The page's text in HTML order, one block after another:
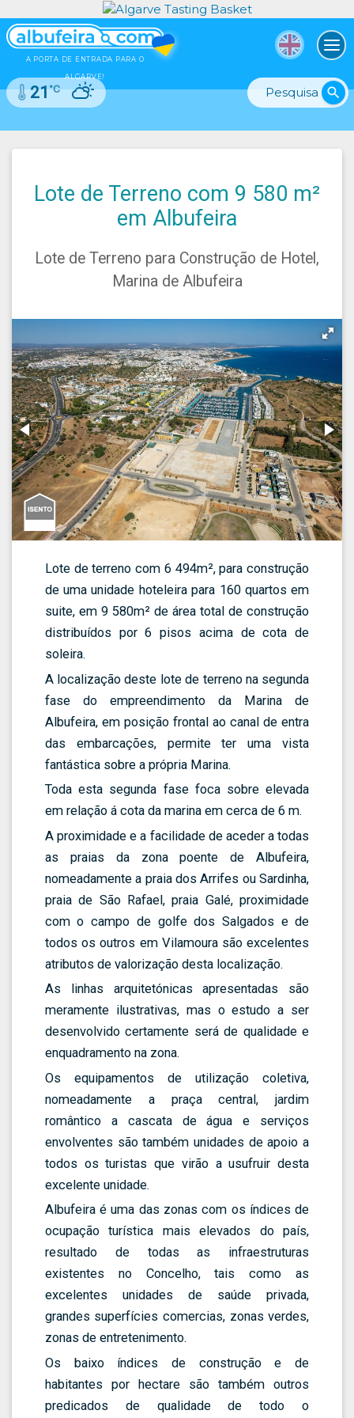
A PORTA DE ENTRADA PARA O
ALGARVE!
search
21°C
Lote de Terreno com 9 580 m²
em Albufeira
Lote de Terreno para Construção de Hotel,
Marina de Albufeira
Lote de terreno com 6 494m², para construção
de uma unidade hoteleira para 160 quartos em
suite, em 9 580m² de área total de construção
distribuídos por 6 pisos acima de cota de
soleira.
A localização deste lote de terreno na segunda
fase do empreendimento da Marina de
Albufeira, em posição frontal ao canal de entra
das embarcações, permite ter uma vista
fantástica sobre a própria Marina.
Toda esta segunda fase foca sobre elevada
em relação á cota da marina em cerca de 6 m.
A proximidade e a facilidade de aceder a todas
as praias da zona poente de Albufeira,
nomeadamente a praia dos Arrifes ou Sardinha,
praia de São Rafael, praia Galé, proximidade
com o campo de golfe dos Salgados e de
todos os outros em Vilamoura são excelentes
atributos de valorização desta localização.
As linhas arquitetónicas apresentadas são
meramente ilustrativas, mas o estudo a ser
desenvolvido certamente será de qualidade e
enquadramento na zona.
Os equipamentos de utilização coletiva,
nomeadamente a praça central, jardim
romântico a cascata de água e serviços
envolventes são também unidades de apoio a
todos os turistas que virão a usufruir desta
excelente unidade.
Albufeira é uma das zonas com os índices de
ocupação turística mais elevados do país,
resultado de todas as infraestruturas
existentes no Concelho, tais como as
excelentes unidades de saúde privada,
grandes superfícies comercias, zonas verdes,
zonas de entretenimento.
Os baixo índices de construção e de
habitantes por hectare são também outros
predicados de qualidade de todo o